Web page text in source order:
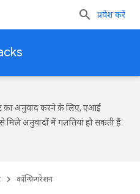
प्रवेश करें
का अनुवाद करने के लिए, एआई
अनुवादों में गलतियां हो सकती हैं.
कॉन्फ़िगरेशन